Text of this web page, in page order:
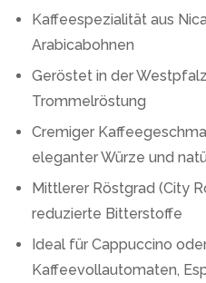
Kaffeespezialität aus
Arabicabohnen
Geröstet in der
Trommelröstung
Cremiger
eleganter Würze und
Mittlerer Röstgrad (City
reduzierte Bitterstoffe
Ideal für Cappuccino
Kaffeevollautomaten,